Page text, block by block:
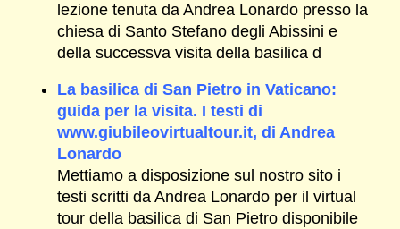
lezione tenuta da Andrea Lonardo presso la
chiesa di Santo Stefano degli Abissini e
della successva visita della basilica d
La basilica di San Pietro in Vaticano:
guida per la visita. I testi di
www.giubileovirtualtour.it, di Andrea
Lonardo
Mettiamo a disposizione sul nostro sito i
testi scritti da Andrea Lonardo per il virtual
tour della basilica di San Pietro disponibile